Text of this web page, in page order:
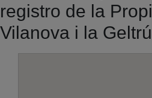
registro de la
Vilanova i la